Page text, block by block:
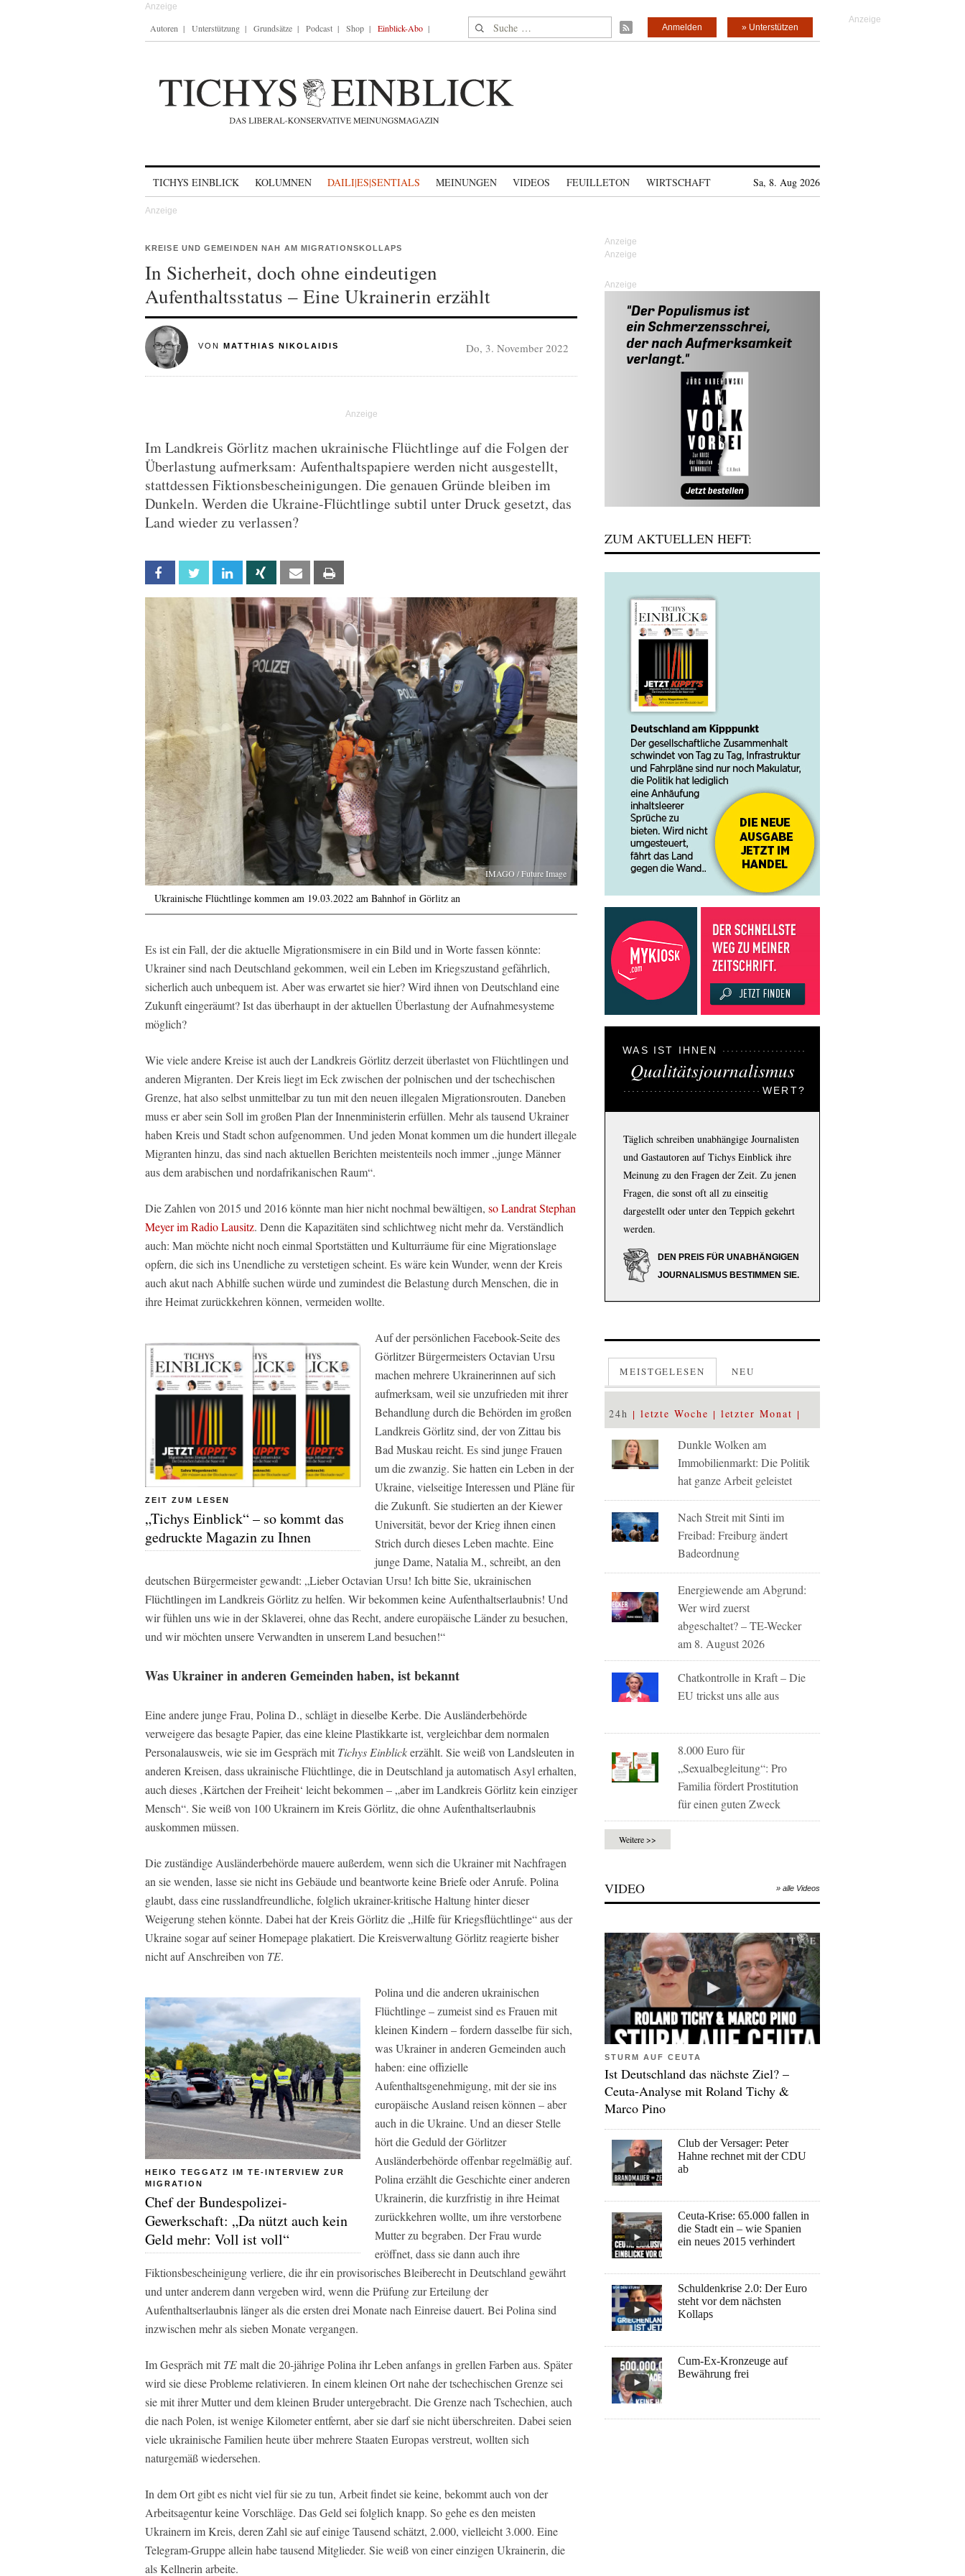
Autoren Unterstützung Grundsätze Podcast Shop Einblick-Abo Suche nach: » Unterstützen
Anmelden
TICHYS EINBLICK KOLUMNEN DAILI|ES|SENTIALS MEINUNGEN VIDEOS FEUILLETON WIRTSCHAFT Sa, 8. Aug 2026
KREISE UND GEMEINDEN NAH AM MIGRATIONSKOLLAPS
In Sicherheit, doch ohne eindeutigen
Aufenthaltsstatus – Eine Ukrainerin erzählt
VON MATTHIAS NIKOLAIDIS Do, 3. November 2022
Im Landkreis Görlitz machen ukrainische Flüchtlinge auf die Folgen der
Überlastung aufmerksam: Aufenthaltspapiere werden nicht ausgestellt,
stattdessen Fiktionsbescheinigungen. Die genauen Gründe bleiben im
Dunkeln. Werden die Ukraine-Flüchtlinge subtil unter Druck gesetzt, das
Land wieder zu verlassen?
Facebook Twitter Linkedin Xing Email
IMAGO / Future Image
Ukrainische Flüchtlinge kommen am 19.03.2022 am Bahnhof in Görlitz an
Es ist ein Fall, der die aktuelle Migrationsmisere in ein Bild und in Worte fassen könnte:
Ukrainer sind nach Deutschland gekommen, weil ein Leben im Kriegszustand gefährlich,
sicherlich auch unbequem ist. Aber was erwartet sie hier? Wird ihnen von Deutschland eine
Zukunft eingeräumt? Ist das überhaupt in der aktuellen Überlastung der Aufnahmesysteme
möglich?
Wie viele andere Kreise ist auch der Landkreis Görlitz derzeit überlastet von Flüchtlingen und
anderen Migranten. Der Kreis liegt im Eck zwischen der polnischen und der tschechischen
Grenze, hat also selbst unmittelbar zu tun mit den neuen illegalen Migrationsrouten. Daneben
muss er aber sein Soll im großen Plan der Innenministerin erfüllen. Mehr als tausend Ukrainer
haben Kreis und Stadt schon aufgenommen. Und jeden Monat kommen um die hundert illegale
Migranten hinzu, das sind nach aktuellen Berichten meistenteils noch immer „junge Männer
aus dem arabischen und nordafrikanischen Raum“.
Die Zahlen von 2015 und 2016 könnte man hier nicht nochmal bewältigen, so Landrat Stephan
Meyer im Radio Lausitz. Denn die Kapazitäten sind schlichtweg nicht mehr da. Verständlich
auch: Man möchte nicht noch einmal Sportstätten und Kulturräume für eine Migrationslage
opfern, die sich ins Unendliche zu verstetigen scheint. Es wäre kein Wunder, wenn der Kreis
auch akut nach Abhilfe suchen würde und zumindest die Belastung durch Menschen, die in
ihre Heimat zurückkehren können, vermeiden wollte.
ZEIT ZUM LESEN
„Tichys Einblick“ – so kommt das
gedruckte Magazin zu Ihnen
Auf der persönlichen Facebook-Seite des
Görlitzer Bürgermeisters Octavian Ursu
machen mehrere Ukrainerinnen auf sich
aufmerksam, weil sie unzufrieden mit ihrer
Behandlung durch die Behörden im großen
Landkreis Görlitz sind, der von Zittau bis
Bad Muskau reicht. Es sind junge Frauen
um die zwanzig. Sie hatten ein Leben in der
Ukraine, vielseitige Interessen und Pläne für
die Zukunft. Sie studierten an der Kiewer
Universität, bevor der Krieg ihnen einen
Strich durch dieses Leben machte. Eine
junge Dame, Natalia M., schreibt, an den
deutschen Bürgermeister gewandt: „Lieber Octavian Ursu! Ich bitte Sie, ukrainischen
Flüchtlingen im Landkreis Görlitz zu helfen. Wir bekommen keine Aufenthaltserlaubnis! Und
wir fühlen uns wie in der Sklaverei, ohne das Recht, andere europäische Länder zu besuchen,
und wir möchten unsere Verwandten in unserem Land besuchen!“
Was Ukrainer in anderen Gemeinden haben, ist bekannt
Eine andere junge Frau, Polina D., schlägt in dieselbe Kerbe. Die Ausländerbehörde
verweigere das besagte Papier, das eine kleine Plastikkarte ist, vergleichbar dem normalen
Personalausweis, wie sie im Gespräch mit Tichys Einblickerzählt. Sie weiß von Landsleuten in
anderen Kreisen, dass ukrainische Flüchtlinge, die in Deutschland ja automatisch Asyl erhalten,
auch dieses ‚Kärtchen der Freiheit‘ leicht bekommen – „aber im Landkreis Görlitz kein einziger
Mensch“. Sie weiß von 100 Ukrainern im Kreis Görlitz, die ohne Aufenthaltserlaubnis
auskommen müssen.
Die zuständige Ausländerbehörde mauere außerdem, wenn sich die Ukrainer mit Nachfragen
an sie wenden, lasse sie nicht ins Gebäude und beantworte keine Briefe oder Anrufe. Polina
glaubt, dass eine russlandfreundliche, folglich ukrainer-kritische Haltung hinter dieser
Weigerung stehen könnte. Dabei hat der Kreis Görlitz die „Hilfe für Kriegsflüchtlinge“ aus der
Ukraine sogar auf seiner Homepage plakatiert. Die Kreisverwaltung Görlitz reagierte bisher
nicht auf Anschreiben von TE.
HEIKO TEGGATZ IM TE-INTERVIEW ZUR
MIGRATION
Chef der Bundespolizei-
Gewerkschaft: „Da nützt auch kein
Geld mehr: Voll ist voll“
Polina und die anderen ukrainischen
Flüchtlinge – zumeist sind es Frauen mit
kleinen Kindern – fordern dasselbe für sich,
was Ukrainer in anderen Gemeinden auch
haben: eine offizielle
Aufenthaltsgenehmigung, mit der sie ins
europäische Ausland reisen können – aber
auch in die Ukraine. Und an dieser Stelle
hört die Geduld der Görlitzer
Ausländerbehörde offenbar regelmäßig auf.
Polina erzählt die Geschichte einer anderen
Ukrainerin, die kurzfristig in ihre Heimat
zurückkehren wollte, um ihre verstorbene
Mutter zu begraben. Der Frau wurde
eröffnet, dass sie dann auch ihre
Fiktionsbescheinigung verliere, die ihr ein provisorisches Bleiberecht in Deutschland gewährt
und unter anderem dann vergeben wird, wenn die Prüfung zur Erteilung der
Aufenthaltserlaubnis länger als die ersten drei Monate nach Einreise dauert. Bei Polina sind
inzwischen mehr als sieben Monate vergangen.
Im Gespräch mit TEmalt die 20-jährige Polina ihr Leben anfangs in grellen Farben aus. Später
wird sie diese Probleme relativieren. In einem kleinen Ort nahe der tschechischen Grenze sei
sie mit ihrer Mutter und dem kleinen Bruder untergebracht. Die Grenze nach Tschechien, auch
die nach Polen, ist wenige Kilometer entfernt, aber sie darf sie nicht überschreiten. Dabei seien
viele ukrainische Familien heute über mehrere Staaten Europas verstreut, wollten sich
naturgemäß wiedersehen.
In dem Ort gibt es nicht viel für sie zu tun, Arbeit findet sie keine, bekommt auch von der
Arbeitsagentur keine Vorschläge. Das Geld sei folglich knapp. So gehe es den meisten
Ukrainern im Kreis, deren Zahl sie auf einige Tausend schätzt, 2.000, vielleicht 3.000. Eine
Telegram-Gruppe allein habe tausend Mitglieder. Sie weiß von einer einzigen Ukrainerin, die
als Kellnerin arbeite.
Anzeige
ZUM AKTUELLEN HEFT:
WAS IST IHNEN
Qualitätsjournalismus
WERT?
Täglich schreiben unabhängige Journalisten
und Gastautoren auf Tichys Einblick ihre
Meinung zu den Fragen der Zeit. Zu jenen
Fragen, die sonst oft all zu einseitig
dargestellt oder unter den Teppich gekehrt
werden.
DEN PREIS FÜR UNABHÄNGIGEN
JOURNALISMUS BESTIMMEN SIE.
MEISTGELESEN NEU
24h letzte Woche letzter Monat
Dunkle Wolken am
Immobilienmarkt: Die Politik
hat ganze Arbeit geleistet
Nach Streit mit Sinti im
Freibad: Freiburg ändert
Badeordnung
Energiewende am Abgrund:
Wer wird zuerst
abgeschaltet? – TE-Wecker
am 8. August 2026
Chatkontrolle in Kraft – Die
EU trickst uns alle aus
8.000 Euro für
„Sexualbegleitung“: Pro
Familia fördert Prostitution
für einen guten Zweck
Weitere >>
VIDEO » alle Videos
STURM AUF CEUTA
Ist Deutschland das nächste Ziel? –
Ceuta-Analyse mit Roland Tichy &
Marco Pino
Club der Versager: Peter
Hahne rechnet mit der CDU
ab
Ceuta-Krise: 65.000 fallen in
die Stadt ein – wie Spanien
ein neues 2015 verhindert
Schuldenkrise 2.0: Der Euro
steht vor dem nächsten
Kollaps
Cum-Ex-Kronzeuge auf
Bewährung frei